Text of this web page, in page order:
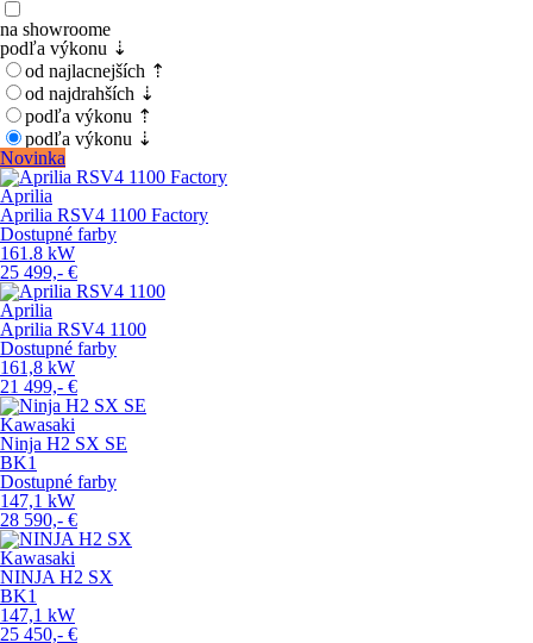
na showroome
podľa výkonu ⇣
od najlacnejších ⇡
od najdrahších ⇣
podľa výkonu ⇡
podľa výkonu ⇣
Novinka
Aprilia
Aprilia RSV4 1100 Factory
Dostupné farby
161.8 kW
25 499,- €
Aprilia
Aprilia RSV4 1100
Dostupné farby
161,8 kW
21 499,- €
Kawasaki
Ninja H2 SX SE
BK1
Dostupné farby
147,1 kW
28 590,- €
Kawasaki
NINJA H2 SX
BK1
147,1 kW
25 450,- €